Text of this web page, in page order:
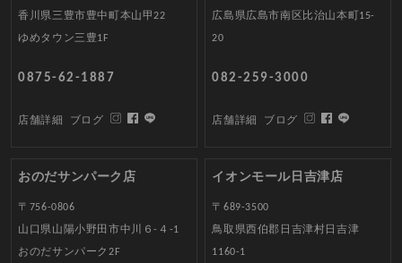
香川県三豊市豊中町本山甲22
ゆめタウン三豊1F
0875-62-1887
店舗詳細 ブログ
広島県広島市南区比治山本町15-
20
082-259-3000
店舗詳細 ブログ
おのだサンパーク店
〒756-0806
山口県山陽小野田市中川６-４-1
おのだサンパーク2F
イオンモール日吉津店
〒689-3500
鳥取県西伯郡日吉津村日吉津
1160-1